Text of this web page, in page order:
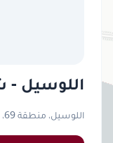
اللوسيل - ش123 -
اللوسيل، منطقة 69، شارع 123، مبنى 50